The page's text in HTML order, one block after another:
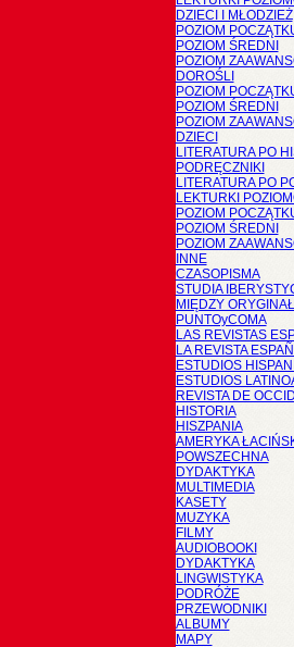
DZIECI I MŁODZIEŻ
POZIOM
POZIOM ŚREDNI
POZIOM
DOROŚLI
POZIOM
POZIOM ŚREDNI
POZIOM
DZIECI
LITERATURA PO
PODRĘCZNIKI
LITERATURA PO
LEKTURKI
POZIOM
POZIOM ŚREDNI
POZIOM
INNE
CZASOPISMA
STUDIA
MIĘDZY
PUNTOyCOMA
LAS REVISTAS
LA REVISTA
ESTUDIOS
ESTUDIOS
REVISTA DE
HISTORIA
HISZPANIA
AMERYKA
POWSZECHNA
DYDAKTYKA
MULTIMEDIA
KASETY
MUZYKA
FILMY
AUDIOBOOKI
DYDAKTYKA
LINGWISTYKA
PODRÓŻE
PRZEWODNIKI
ALBUMY
MAPY